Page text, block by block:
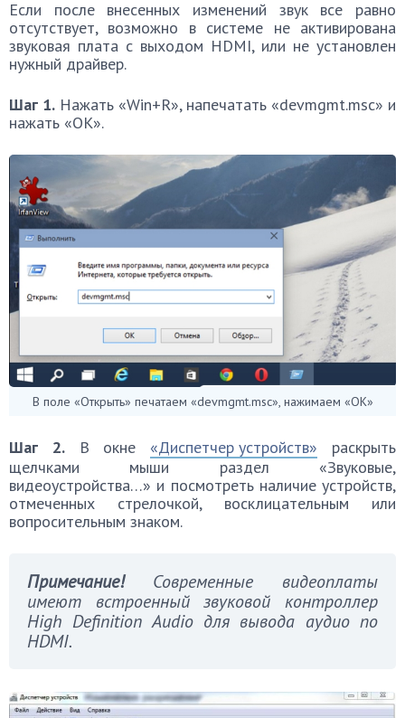
Если после внесенных изменений звук все равно
отсутствует, возможно в системе не активирована
звуковая плата с выходом HDMI, или не установлен
нужный драйвер.
Шаг 1. Нажать «Win+R», напечатать «devmgmt.msc» и
нажать «OK».
В поле «Открыть» печатаем «devmgmt.msc», нажимаем «OK»
Шаг 2.В окне «Диспетчер устройств» раскрыть
щелчками мыши раздел «Звуковые,
видеоустройства…» и посмотреть наличие устройств,
отмеченных стрелочкой, восклицательным или
вопросительным знаком.
Примечание! Современные видеоплаты
имеют встроенный звуковой контроллер
High Definition Audio для вывода аудио по
HDMI.